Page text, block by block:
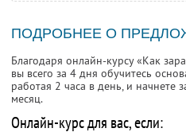
ПОДРОБНЕЕ О
Благодаря онлайн-курсу «Как
вы всего за 4 дня обучитесь
работая 2 часа в день, и начнете
месяц.
Онлайн-курс для вас, если: